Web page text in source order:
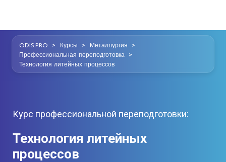
ODIS.PRO > Курсы > Металлургия >
Профессиональная переподготовка >
Технология литейных процессов
Курс профессиональной переподготовки:
Технология литейных
процессов